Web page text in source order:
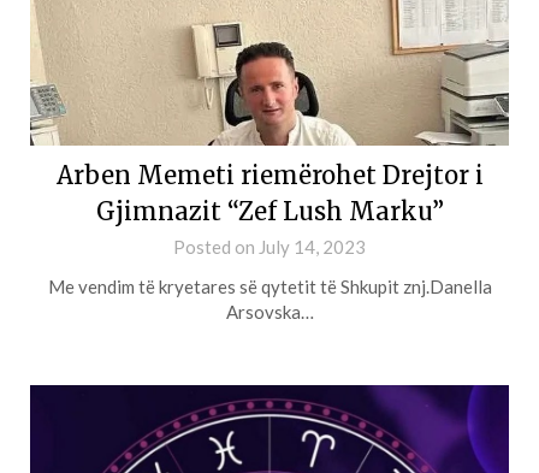
Arben Memeti riemërohet Drejtor i
Gjimnazit “Zef Lush Marku”
Posted on July 14, 2023
Me vendim të kryetares së qytetit të Shkupit znj.Danella
Arsovska…